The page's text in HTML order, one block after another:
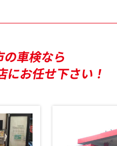
車検なら
お任せ下さい！